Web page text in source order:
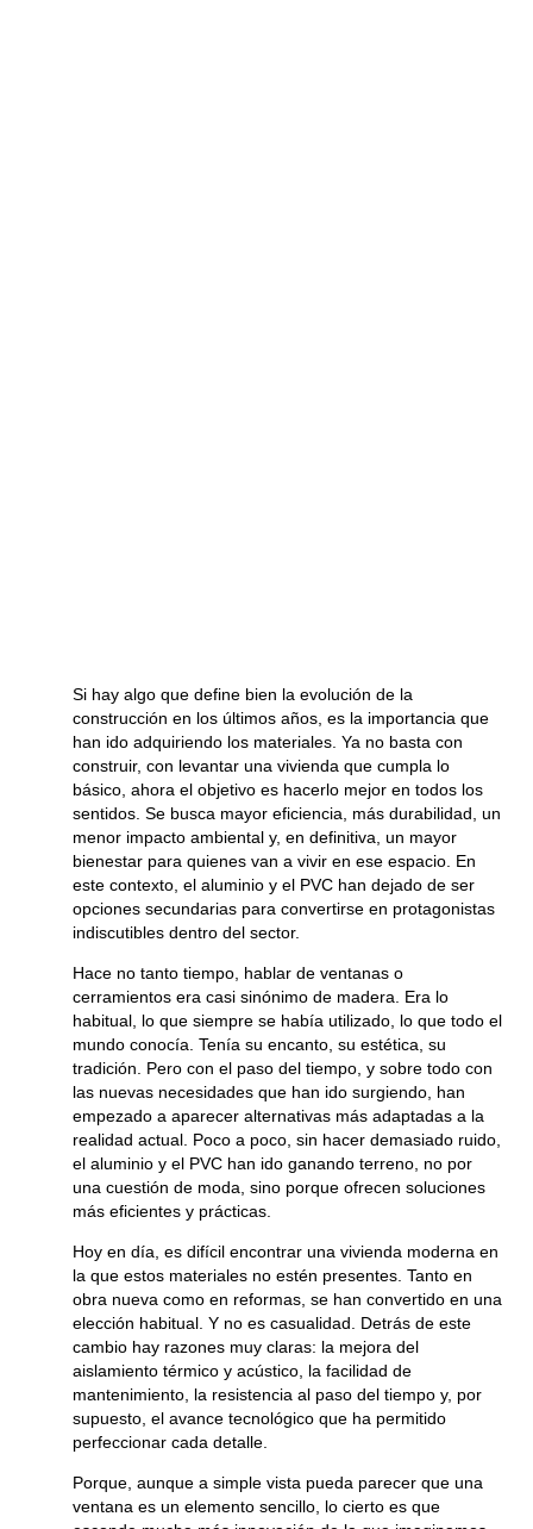
Si hay algo que define bien la evolución de la
construcción en los últimos años, es la importancia que
han ido adquiriendo los materiales. Ya no basta con
construir, con levantar una vivienda que cumpla lo
básico, ahora el objetivo es hacerlo mejor en todos los
sentidos. Se busca mayor eficiencia, más durabilidad, un
menor impacto ambiental y, en definitiva, un mayor
bienestar para quienes van a vivir en ese espacio. En
este contexto, el aluminio y el PVC han dejado de ser
opciones secundarias para convertirse en protagonistas
indiscutibles dentro del sector.
Hace no tanto tiempo, hablar de ventanas o
cerramientos era casi sinónimo de madera. Era lo
habitual, lo que siempre se había utilizado, lo que todo el
mundo conocía. Tenía su encanto, su estética, su
tradición. Pero con el paso del tiempo, y sobre todo con
las nuevas necesidades que han ido surgiendo, han
empezado a aparecer alternativas más adaptadas a la
realidad actual. Poco a poco, sin hacer demasiado ruido,
el aluminio y el PVC han ido ganando terreno, no por
una cuestión de moda, sino porque ofrecen soluciones
más eficientes y prácticas.
Hoy en día, es difícil encontrar una vivienda moderna en
la que estos materiales no estén presentes. Tanto en
obra nueva como en reformas, se han convertido en una
elección habitual. Y no es casualidad. Detrás de este
cambio hay razones muy claras: la mejora del
aislamiento térmico y acústico, la facilidad de
mantenimiento, la resistencia al paso del tiempo y, por
supuesto, el avance tecnológico que ha permitido
perfeccionar cada detalle.
Porque, aunque a simple vista pueda parecer que una
ventana es un elemento sencillo, lo cierto es que